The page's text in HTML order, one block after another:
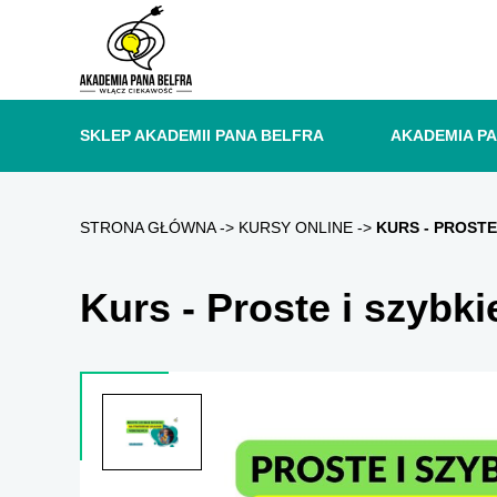
SKLEP AKADEMII PANA BELFRA AKADEMIA
STRONA GŁÓWNA KURSY ONLINE KURS -
Kurs - Proste i